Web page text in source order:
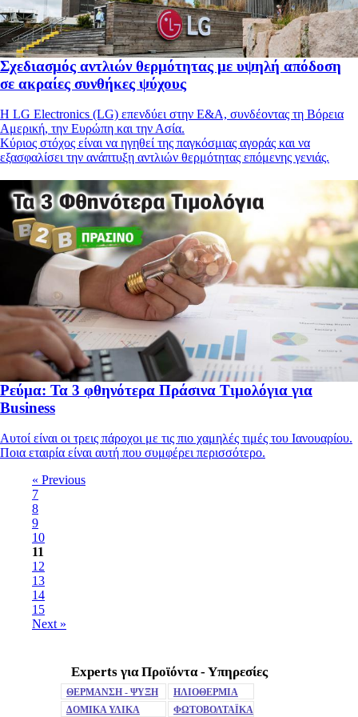
Σχεδιασμός αντλιών θερμότητας με υψηλή απόδοση
σε ακραίες συνθήκες ψύχους
Η LG Electronics (LG) επενδύει στην Ε&Α, συνδέοντας τη Βόρεια
Αμερική, την Ευρώπη και την Ασία.
Κύριος στόχος είναι να ηγηθεί της παγκόσμιας αγοράς και να
εξασφαλίσει την ανάπτυξη αντλιών θερμότητας επόμενης γενιάς.
Ρεύμα: Τα 3 φθηνότερα Πράσινα Τιμολόγια για
Business
Αυτοί είναι οι τρεις πάροχοι με τις πιο χαμηλές τιμές του Ιανουαρίου.
Ποια εταιρία είναι αυτή που συμφέρει περισσότερο.
« Previous
7
8
9
10
11
12
13
14
15
Next »
MuteExperts για Προϊόντα - Υπηρεσίες
ΘΕΡΜΑΝΣΗ - ΨΥΞΗ
ΗΛΙΟΘΕΡΜΙΑ
ΔΟΜΙΚΑ ΥΛΙΚΑ
ΦΩΤΟΒΟΛΤΑΪΚΑ